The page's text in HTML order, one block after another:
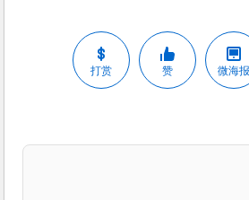
打赏 赞 微海报